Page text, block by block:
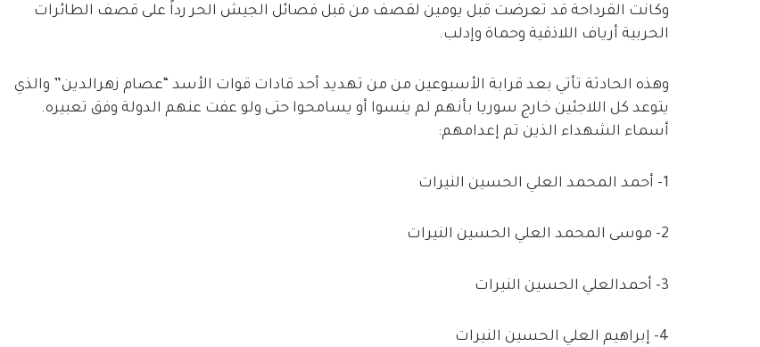
وكانت القرداحة قد تعرضت قبل يومين لقصف من قبل فصائل الجيش الحر رداً على قصف الطائرات
الحربية أرياف اللاذقية وحماة وإدلب.
وهذه الحادثة تأتي بعد قرابة الأسبوعين من من تهديد أحد قادات قوات الأسد “عصام زهرالدين” والذي
يتوعد كل اللاجئين خارج سوريا بأنهم لم ينسوا أو يسامحوا حتى ولو عفت عنهم الدولة وفق تعبيره.
أسماء الشهداء الذين تم إعدامهم:
1- أحمد المحمد العلي الحسين النيرات
2- موسى المحمد العلي الحسين النيرات
3- أحمدالعلي الحسين النيرات
4- إبراهيم العلي الحسين النيرات